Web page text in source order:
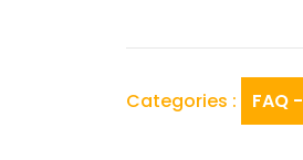
Categories : FAQ